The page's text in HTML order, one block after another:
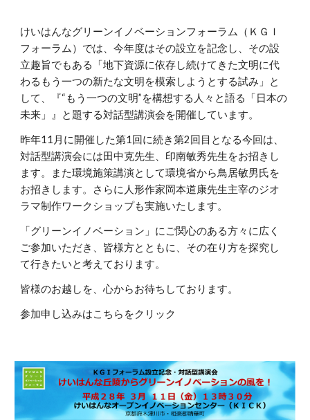
けいはんなグリーンイノベーションフォーラム（ＫＧＩ
フォーラム）では、今年度はその設立を記念し、その設
立趣旨でもある「地下資源に依存し続けてきた文明に代
わるもう一つの新たな文明を模索しようとする試み」と
して、『“もう一つの文明”を構想する人々と語る「日本の
未来」』と題する対話型講演会を開催しています。
昨年11月に開催した第1回に続き第2回目となる今回は、
対話型講演会には田中克先生、印南敏秀先生をお招きし
ます。また環境施策講演として環境省から鳥居敏男氏を
お招きします。さらに人形作家岡本道康先生主宰のジオ
ラマ制作ワークショップも実施いたします。
「グリーンイノベーション」にご関心のある方々に広く
ご参加いただき、皆様方とともに、その在り方を探究し
て行きたいと考えております。
皆様のお越しを、心からお待ちしております。
参加申し込みはこちらをクリック